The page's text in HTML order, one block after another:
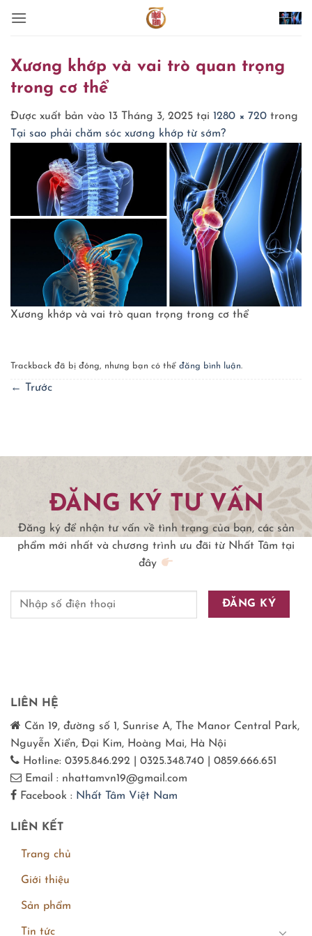
qua
dungXương khớp và vai trò quan trọng
trong cơ thể
Được xuất bản vào 13 Tháng 3, 2025 tại 1280 × 720 trong
Tại sao phải chăm sóc xương khớp từ sớm?
Xương khớp và vai trò quan trọng trong cơ thể
Trackback đã bị đóng, nhưng bạn có thể đăng bình luận.
← Trước
ĐĂNG KÝ TƯ VẤN
Đăng ký để nhận tư vấn về tình trạng của bạn, các sản
phẩm mới nhất và chương trình ưu đãi từ Nhất Tâm tại
đây
LIÊN HỆ
Căn 19, đường số 1, Sunrise A, The Manor Central Park,
Nguyễn Xiển, Đại Kim, Hoàng Mai, Hà Nội
Hotline: 0395.846.292 | 0325.348.740 | 0859.666.651
Email : nhattamvn19@gmail.com
Facebook : Nhất Tâm Việt Nam
LIÊN KẾT
Trang chủ
Giới thiệu
Sản phẩm
Tin tức